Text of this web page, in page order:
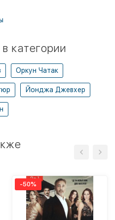
категории
Оркун Чатак
Йонджа Джевхер
-50%